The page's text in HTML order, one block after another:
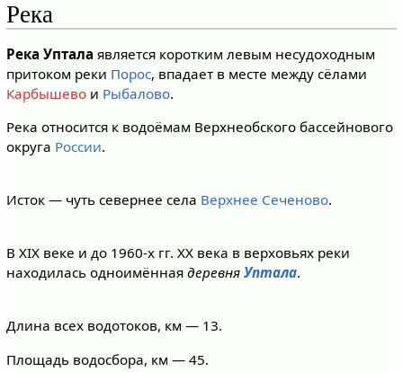
Река
Река Уптала является коротким левым несудоходным
притоком реки Порос, впадает в месте между сёлами
Карбышевои Рыбалово.
Река относится к водоёмам Верхнеобского бассейнового
округа России.
Исток — чуть севернее села Верхнее Сеченово.
В XIX веке и до 1960-х гг. XX века в верховьях реки
находилась одноимённая деревня Уптала.
Длина всех водотоков, км — 13.
Площадь водосбора, км — 45.